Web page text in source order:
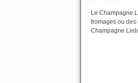
Le Champagne
fromages ou des
Champagne